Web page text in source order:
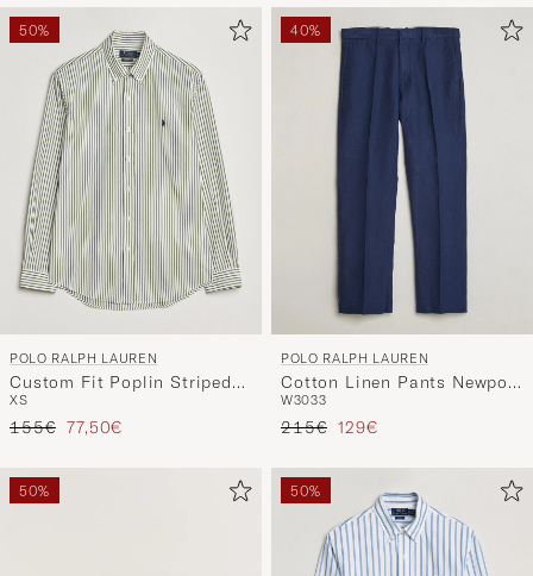
50%
POLO RALPH LAUREN
Custom Fit Poplin Striped
Shirt Garden Trail
XS
Regulärer Preis
155€ Reduzierter Preis
77,50€
40%
POLO RALPH LAUREN
Cotton Linen Pants Newport
Navy
W3033
Regulärer Preis
215€ Reduzierter Preis
129€
50% 50%